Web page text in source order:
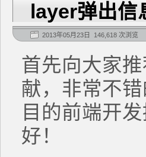
layer弹出信
2013年05月23日 146,618 次浏览
首先向大家
献，非常不
目的前端开
好！